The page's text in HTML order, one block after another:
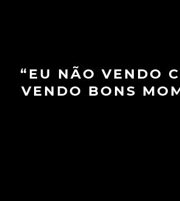
“EU NÃO VENDO
VENDO BONS